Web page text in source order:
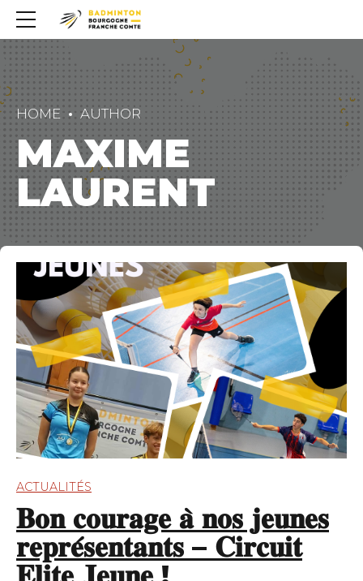
HOME AUTHOR
MAXIME
LAURENT
ACTUALITÉS
𝐁𝐨𝐧 𝐜𝐨𝐮𝐫𝐚𝐠𝐞 𝐚̀ 𝐧𝐨𝐬 𝐣𝐞𝐮𝐧𝐞𝐬
𝐫𝐞𝐩𝐫𝐞́𝐬𝐞𝐧𝐭𝐚𝐧𝐭𝐬 – 𝐂𝐢𝐫𝐜𝐮𝐢𝐭